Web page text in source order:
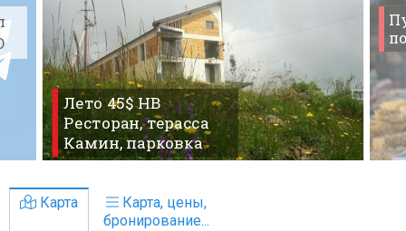
Лето 45$ HB
Ресторан, терасса
Камин, парковка
Карта
Карта, цены,
бронирование...